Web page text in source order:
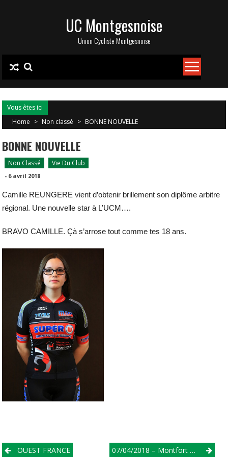
UC Montgesnoise
Union Cycliste Montgesnoise
Vous êtes ici
Home > Non classé > BONNE NOUVELLE
BONNE NOUVELLE
Non Classé Vie Du Club
- 6 avril 2018
Camille REUNGERE vient d’obtenir brillement son diplôme arbitre
régional. Une nouvelle star à L’UCM….
BRAVO CAMILLE. Çà s’arrose tout comme tes 18 ans.
PostOUEST FRANCE 07/04/2018 – Montfort – Le – Gesnois – Ecole De Vélo – Poussins